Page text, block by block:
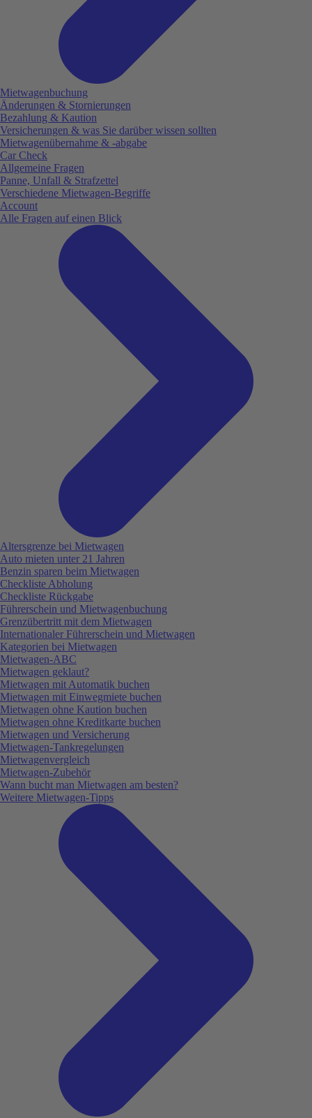
Mietwagenbuchung
Änderungen & Stornierungen
Bezahlung & Kaution
Versicherungen & was Sie darüber wissen sollten
Mietwagenübernahme & -abgabe
Car Check
Allgemeine Fragen
Panne, Unfall & Strafzettel
Verschiedene Mietwagen-Begriffe
Account
Alle Fragen auf einen Blick
Altersgrenze bei Mietwagen
Auto mieten unter 21 Jahren
Benzin sparen beim Mietwagen
Checkliste Abholung
Checkliste Rückgabe
Führerschein und Mietwagenbuchung
Grenzübertritt mit dem Mietwagen
Internationaler Führerschein und Mietwagen
Kategorien bei Mietwagen
Mietwagen-ABC
Mietwagen geklaut?
Mietwagen mit Automatik buchen
Mietwagen mit Einwegmiete buchen
Mietwagen ohne Kaution buchen
Mietwagen ohne Kreditkarte buchen
Mietwagen und Versicherung
Mietwagen-Tankregelungen
Mietwagenvergleich
Mietwagen-Zubehör
Wann bucht man Mietwagen am besten?
Weitere Mietwagen-Tipps